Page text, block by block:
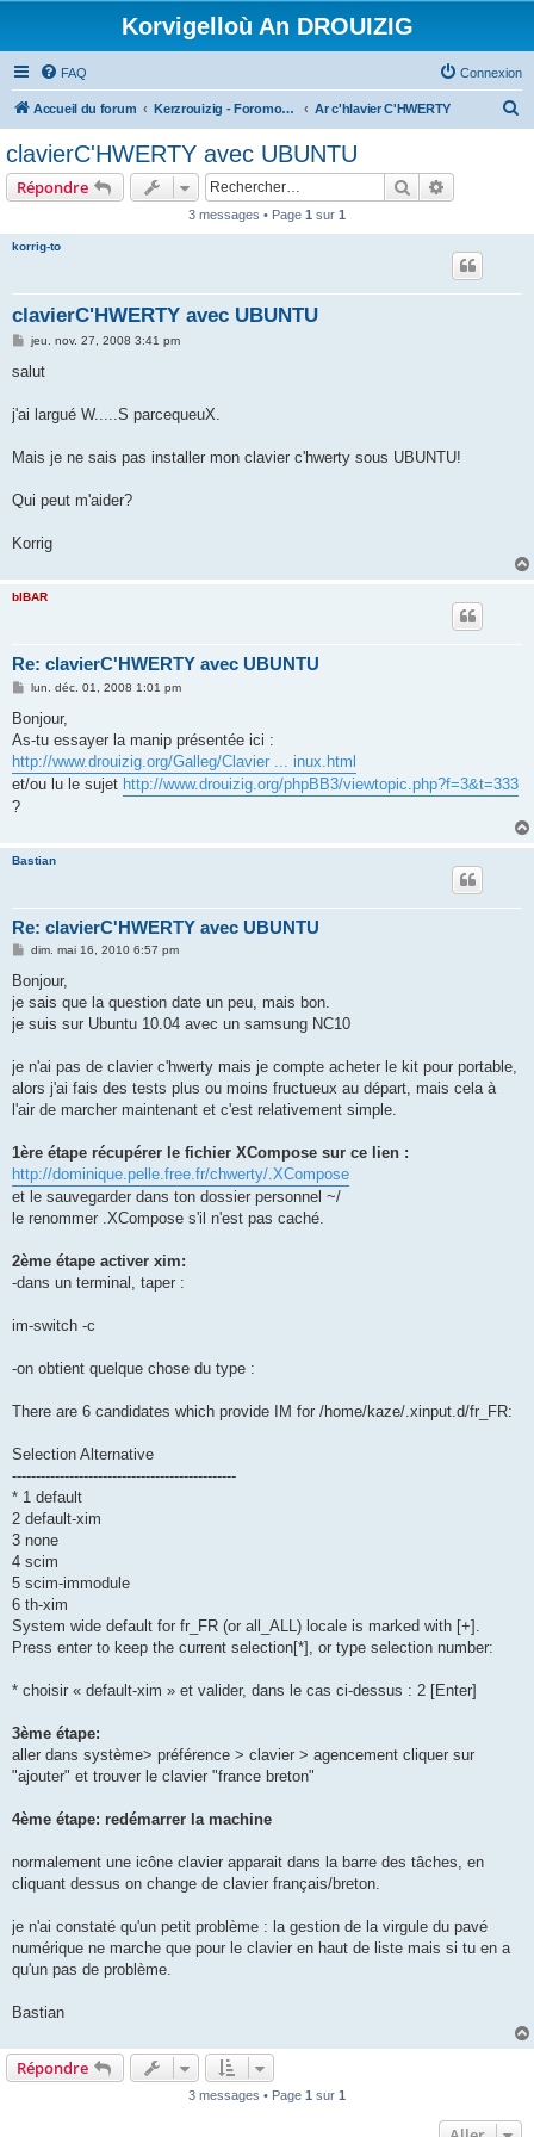
Korvigelloù An DROUIZIG
FAQ Connexion
Accueil du forum Kerzrouizig - Foromoù An Drouizig Ar c'hlavier C'HWERTY
clavierC'HWERTY avec UBUNTU
Répondre Rechercher
3 messages • Page 1 sur 1
korrig-to
clavierC'HWERTY avec UBUNTU
M
s
g
jeu. nov. 27, 2008 3:41 pm
salut
j'ai largué W.....S parcequeuX.
Mais je ne sais pas installer mon clavier c'hwerty sous UBUNTU!
Qui peut m'aider?
Korrig
bIBAR
Re: clavierC'HWERTY avec UBUNTU
M
s
a
g
e
lun. déc. 01, 2008 1:01 pm
Bonjour,
As-tu essayer la manip présentée ici :
http://www.drouizig.org/Galleg/Clavier ... inux.html
et/ou lu le sujet http://www.drouizig.org/phpBB3/viewtopic.php?f=3&t=333
?
Bastian
Re: clavierC'HWERTY avec UBUNTU
M
s
a
g
dim. mai 16, 2010 6:57 pm
Bonjour,
je sais que la question date un peu, mais bon.
je suis sur Ubuntu 10.04 avec un samsung NC10
je n'ai pas de clavier c'hwerty mais je compte acheter le kit pour portable,
alors j'ai fais des tests plus ou moins fructueux au départ, mais cela à
l'air de marcher maintenant et c'est relativement simple.
1ère étape récupérer le fichier XCompose sur ce lien :
http://dominique.pelle.free.fr/chwerty/.XCompose
et le sauvegarder dans ton dossier personnel ~/
le renommer .XCompose s'il n'est pas caché.
2ème étape activer xim:
-dans un terminal, taper :
im-switch -c
-on obtient quelque chose du type :
There are 6 candidates which provide IM for /home/kaze/.xinput.d/fr_FR:
Selection Alternative
-----------------------------------------------
* 1 default
2 default-xim
3 none
4 scim
5 scim-immodule
6 th-xim
System wide default for fr_FR (or all_ALL) locale is marked with [+].
Press enter to keep the current selection[*], or type selection number:
* choisir « default-xim » et valider, dans le cas ci-dessus : 2 [Enter]
3ème étape:
aller dans système> préférence > clavier > agencement cliquer sur
"ajouter" et trouver le clavier "france breton"
4ème étape: redémarrer la machine
normalement une icône clavier apparait dans la barre des tâches, en
cliquant dessus on change de clavier français/breton.
je n'ai constaté qu'un petit problème : la gestion de la virgule du pavé
numérique ne marche que pour le clavier en haut de liste mais si tu en a
qu'un pas de problème.
Bastian
Répondre
3 messages • Page 1 sur 1